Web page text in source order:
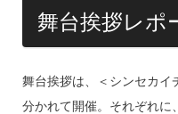
舞台挨拶レポ
舞台挨拶は、＜シンセカイ
分かれて開催。それぞれに